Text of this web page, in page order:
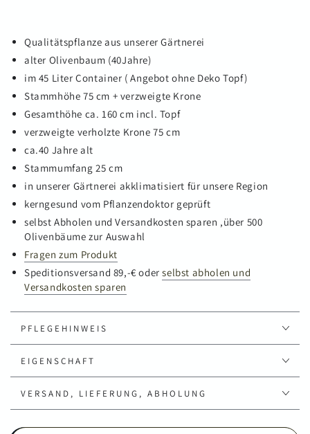
Qualitätspflanze aus unserer Gärtnerei
alter Olivenbaum (40Jahre)
im 45 Liter Container ( Angebot ohne Deko Topf)
Stammhöhe 75 cm + verzweigte Krone
Gesamthöhe ca. 160 cm incl. Topf
verzweigte verholzte Krone 75 cm
ca.40 Jahre alt
Stammumfang 25 cm
in unserer Gärtnerei akklimatisiert für unsere Region
kerngesund vom Pflanzendoktor geprüft
selbst Abholen und Versandkosten sparen ,über 500
Olivenbäume zur Auswahl
Fragen zum Produkt
Speditionsversand 89,-€ oderselbst abholen und
Versandkosten sparen
PFLEGEHINWEIS
EIGENSCHAFT
VERSAND, LIEFERUNG, ABHOLUNG